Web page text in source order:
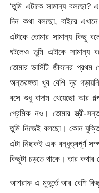
‘তুমি এটাকে সামান্য বলছো?
দিন কথা বলছো, বাইরে
এটাকে তোমার সামান্য কিছু
ঘটলেও তুমি এটাকে সামান্য
তোমার ভার্সিটি জীবনের
অন্তরঙ্গতা খুব বেশি দূর
বসে শুধু বাদাম খেয়েছো আর
প্রেমিক নও। তোমার স্ত্রী-
তুমি নিজেই বলছো। কোন
এটা নিছকই এক বন্ধুত্বপূর্ণ
কিছুটা চড়তে থাকে। তার কথার
আশরাফ এ মুহূর্তে আর বেশি কিছু